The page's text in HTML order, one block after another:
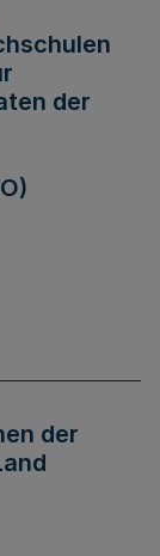
der
der